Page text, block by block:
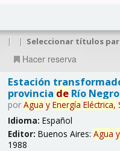
| | Seleccionar títulos
Hacer reserva
Estación
provincia deRío Negro
por Agua y Energía Eléctrica,
Idioma: Español
Editor: Buenos Aires: Agua y
1988